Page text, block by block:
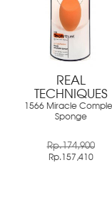
REAL
TECHNIQUES
1566 Miracle
Sponge
Rp.174,900
Rp.157,410